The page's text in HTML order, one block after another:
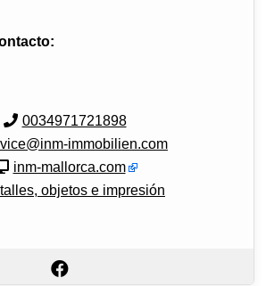
0034971721898
immobilien.com
inm-mallorca.com
objetos e impresión